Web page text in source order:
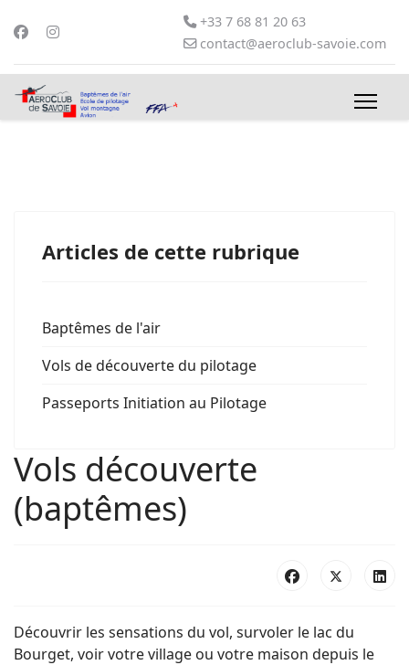
+33 7 68 81 20 63
contact@aeroclub-savoie.com
Articles de cette rubrique
Baptêmes de l'air
Vols de découverte du pilotage
Passeports Initiation au Pilotage
Vols découverte
(baptêmes)
Découvrir les sensations du vol, survoler le lac du
Bourget, voir votre village ou votre maison depuis le